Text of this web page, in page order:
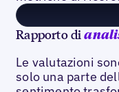
Rapporto di
Le valutazioni
solo una parte